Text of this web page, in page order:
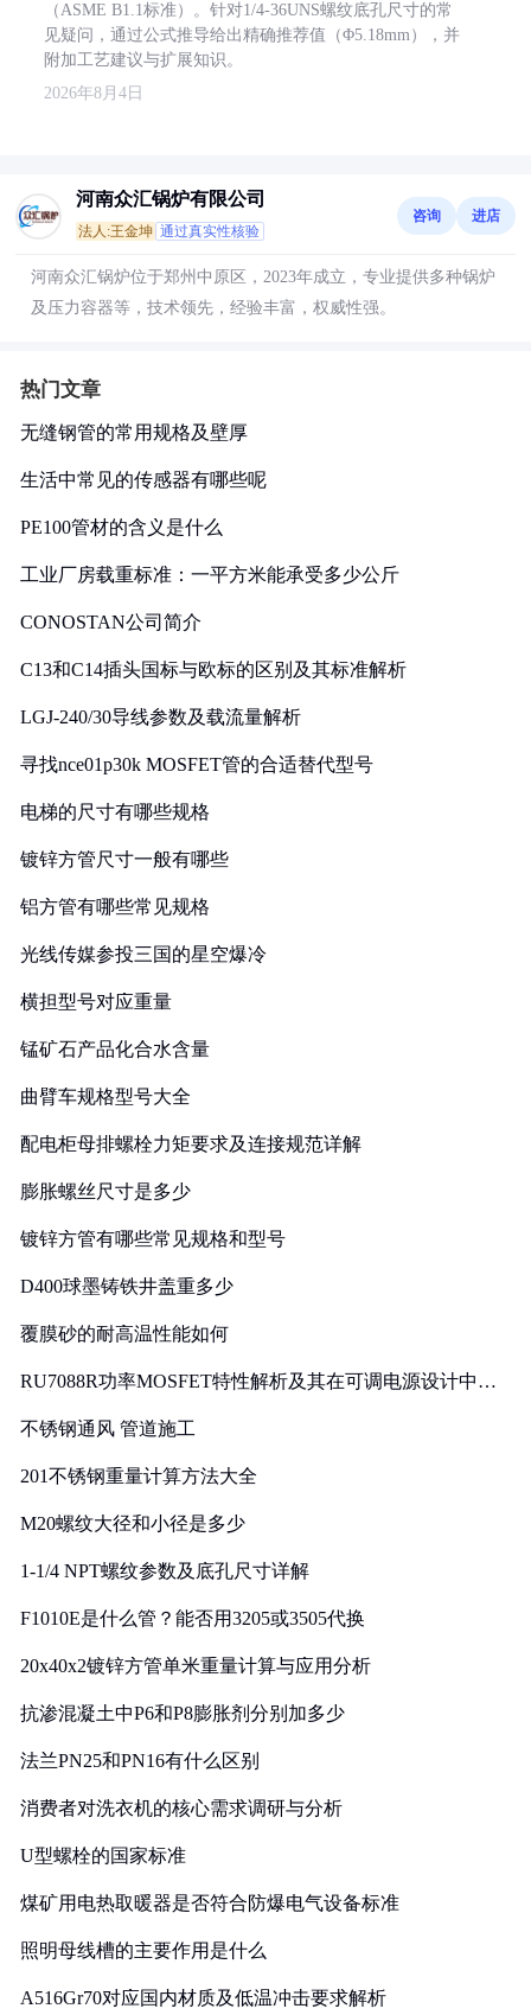
（ASME B1.1标准）。针对1/4-36UNS螺纹底孔尺寸的常
见疑问，通过公式推导给出精确推荐值（Φ5.18mm），并
附加工艺建议与扩展知识。
2026年8月4日
河南众汇锅炉有限公司
法人:王金坤 通过真实性核验
咨询 进店
河南众汇锅炉位于郑州中原区，2023年成立，专业提供多种锅炉
及压力容器等，技术领先，经验丰富，权威性强。
热门文章
无缝钢管的常用规格及壁厚
生活中常见的传感器有哪些呢
PE100管材的含义是什么
工业厂房载重标准：一平方米能承受多少公斤
CONOSTAN公司简介
C13和C14插头国标与欧标的区别及其标准解析
LGJ-240/30导线参数及载流量解析
寻找nce01p30k MOSFET管的合适替代型号
电梯的尺寸有哪些规格
镀锌方管尺寸一般有哪些
铝方管有哪些常见规格
光线传媒参投三国的星空爆冷
横担型号对应重量
锰矿石产品化合水含量
曲臂车规格型号大全
配电柜母排螺栓力矩要求及连接规范详解
膨胀螺丝尺寸是多少
镀锌方管有哪些常见规格和型号
D400球墨铸铁井盖重多少
覆膜砂的耐高温性能如何
RU7088R功率MOSFET特性解析及其在可调电源设计中的
不锈钢通风 管道施工
201不锈钢重量计算方法大全
M20螺纹大径和小径是多少
1-1/4 NPT螺纹参数及底孔尺寸详解
F1010E是什么管？能否用3205或3505代换
20x40x2镀锌方管单米重量计算与应用分析
抗渗混凝土中P6和P8膨胀剂分别加多少
法兰PN25和PN16有什么区别
消费者对洗衣机的核心需求调研与分析
U型螺栓的国家标准
煤矿用电热取暖器是否符合防爆电气设备标准
照明母线槽的主要作用是什么
A516Gr70对应国内材质及低温冲击要求解析